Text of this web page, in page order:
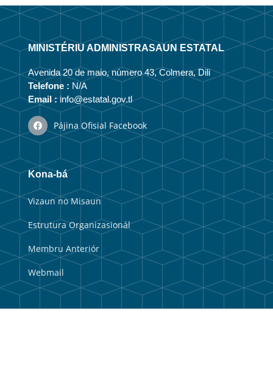
MINISTÉRIU ADMINISTRASAUN ESTATAL
Avenida 20 de maio, número 43, Colmera, Dili
Telefone : N/A
Email :info@estatal.gov.tl
Pájina Ofisial Facebook
Kona-bá
Vizaun no Misaun
Estrutura Organizasionál
Membru Anteriór
Webmail